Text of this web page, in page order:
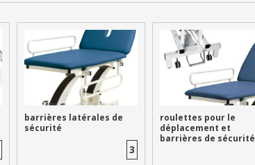
barrières latérales de
sécurité
3
roulettes pour le
déplacement et
barrières de sécurité